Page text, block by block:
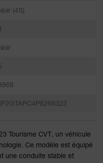
(4S)
Tourisme CVT, un véhicule
Ce modèle est équipé
une conduite stable et